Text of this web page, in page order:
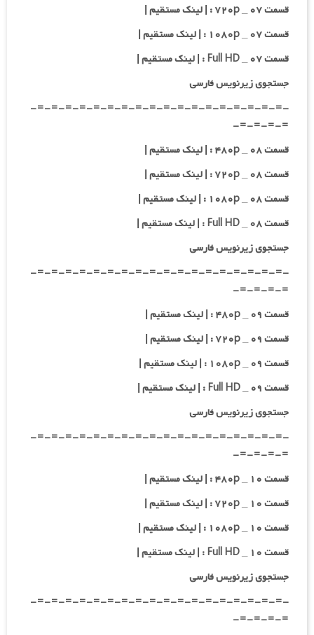
قسمت ۰۷ _ ۷۲۰p : | لینک مستقیم |
قسمت ۰۷ _ ۱۰۸۰p : | لینک مستقیم |
قسمت ۰۷ _ Full HD : | لینک مستقیم |
جستجوی زیرنویس فارسی
-=-=-=-=-=-=-=-=-=-=-=-=-=-=-=-=-=-=-
=-=-=-=-
قسمت ۰۸ _ ۴۸۰p : | لینک مستقیم |
قسمت ۰۸ _ ۷۲۰p : | لینک مستقیم |
قسمت ۰۸ _ ۱۰۸۰p : | لینک مستقیم |
قسمت ۰۸ _ Full HD : | لینک مستقیم |
جستجوی زیرنویس فارسی
-=-=-=-=-=-=-=-=-=-=-=-=-=-=-=-=-=-=-
=-=-=-=-
قسمت ۰۹ _ ۴۸۰p : | لینک مستقیم |
قسمت ۰۹ _ ۷۲۰p : | لینک مستقیم |
قسمت ۰۹ _ ۱۰۸۰p : | لینک مستقیم |
قسمت ۰۹ _ Full HD : | لینک مستقیم |
جستجوی زیرنویس فارسی
-=-=-=-=-=-=-=-=-=-=-=-=-=-=-=-=-=-=-
=-=-=-=-
قسمت ۱۰ _ ۴۸۰p : | لینک مستقیم |
قسمت ۱۰ _ ۷۲۰p : | لینک مستقیم |
قسمت ۱۰ _ ۱۰۸۰p : | لینک مستقیم |
قسمت ۱۰ _ Full HD : | لینک مستقیم |
جستجوی زیرنویس فارسی
-=-=-=-=-=-=-=-=-=-=-=-=-=-=-=-=-=-=-
=-=-=-=-